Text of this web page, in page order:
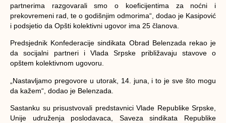
partnerima razgovarali smo o koeficijentima za noćni i
prekovremeni rad, te o godišnjim odmorima“ , dodao je Kasipović
i podsjetio da Opšti kolektivni ugovor ima 25 članova.
Predsjednik Konfederacije sindikata Obrad Belenzada rekao je
da socijalni partneri i Vlada Srpske približavaju stavove o
opštem kolektivnom ugovoru.
„Nastavljamo pregovore u utorak, 14. juna, i to je sve što mogu
da kažem“ , dodao je Belenzada.
Sastanku su prisustvovali predstavnici Vlade Republike Srpske,
Unije udruženja poslodavaca, Saveza sindikata Republike